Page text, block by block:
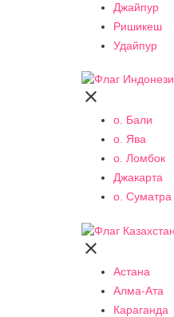
Джайпур
Ришикеш
Удайпур

о. Бали
о. Ява
о. Ломбок
Джакарта
о. Суматра

Астана
Алма-Ата
Караганда